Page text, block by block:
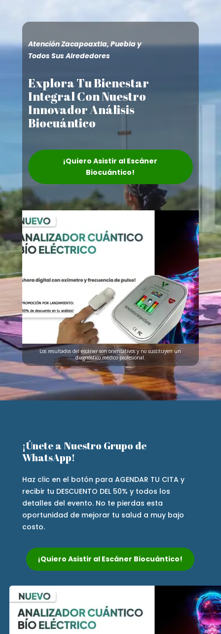
Atención Zacapoaxtla, Puebla y
Todos Sus Alrededores
Explora Tu Bienestar
Integral Con Nuestro
Innovador Análisis
Biocuántico
¡Quiero Asistir al Escáner
Biocuántico!
Los resultados del escáner son orientativos y no sustituyen un
diagnóstico médico profesional.
¡Únete a Nuestro Grupo de
WhatsApp!
Haz clic en el botón para AGENDAR TU CITA y
recibir tu DESCUENTO DEL 50% y todos los
detalles del evento. No te pierdas esta
oportunidad de mejorar tu salud a muy bajo
costo.
¡Quiero Asistir al Escáner Biocuántico!